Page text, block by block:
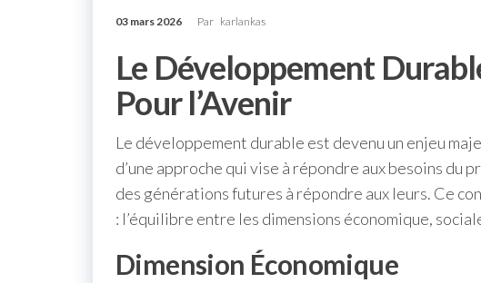
03 mars 2026 Par karlankas
Le Développement
Pour l’Avenir
Le développement durable est devenu un enjeu
d’une approche qui vise à répondre aux besoins du
des générations futures à répondre aux leurs. Ce
: l’équilibre entre les dimensions économique,
Dimension Économique